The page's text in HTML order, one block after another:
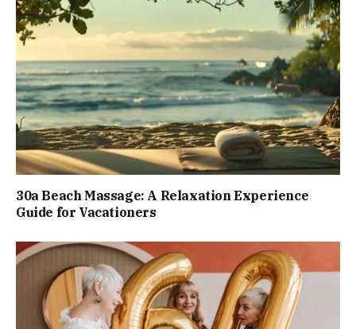
30a Beach Massage: A Relaxation Experience
Guide for Vacationers